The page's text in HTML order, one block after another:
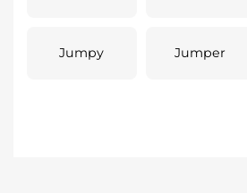
Jumpy Jumper